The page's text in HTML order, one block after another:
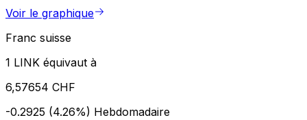
Voir le graphique
Franc suisse
1 LINK équivaut à
6,57654 CHF
-0.2925 (4.26%) Hebdomadaire